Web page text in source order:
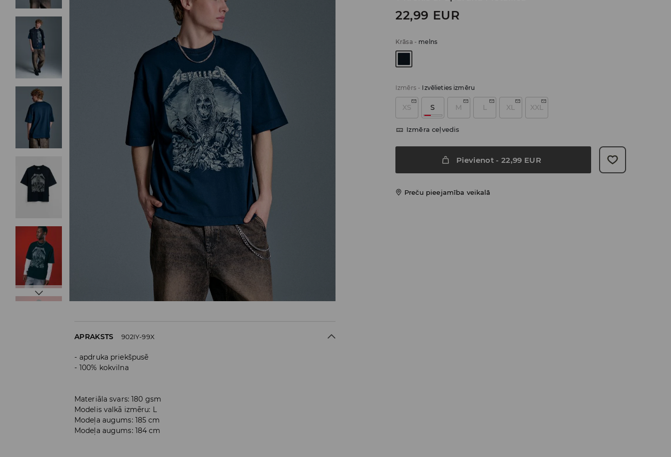
22,99 EUR
Krāsa - melns
Izmērs- Izvēlieties izmēru
XS S M L XL XXL
Izmēra ceļvedis
Pievienot - 22,99 EUR
Preču pieejamība veikalā
APRAKSTS 902IY-99X
apdruka priekšpusē
100% kokvilna
Materiāla svars: 180 gsm
Modelis valkā izmēru: L
Modeļa augums: 185 cm
Modeļa augums: 184 cm